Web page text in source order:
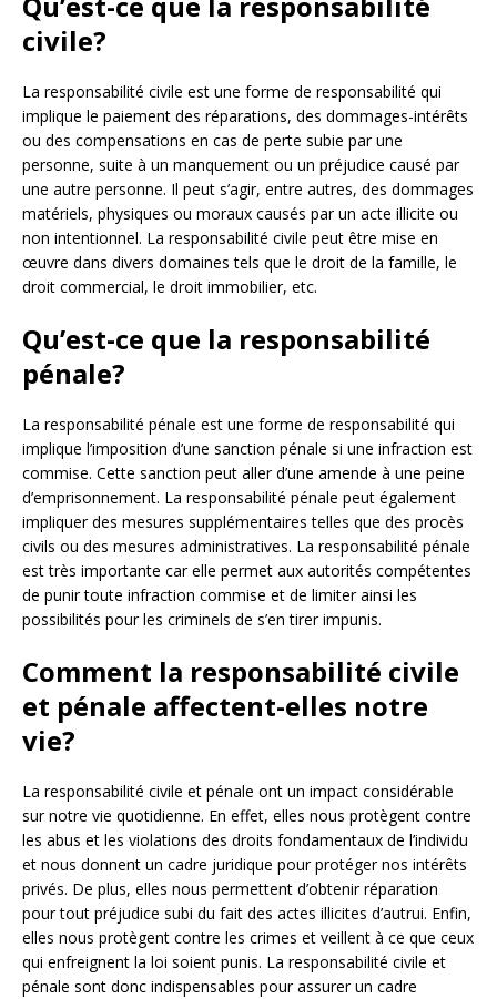
civile?
La responsabilité civile est une forme de responsabilité qui
implique le paiement des réparations, des dommages-intérêts
ou des compensations en cas de perte subie par une
personne, suite à un manquement ou un préjudice causé par
une autre personne. Il peut s’agir, entre autres, des dommages
matériels, physiques ou moraux causés par un acte illicite ou
non intentionnel. La responsabilité civile peut être mise en
œuvre dans divers domaines tels que le droit de la famille, le
droit commercial, le droit immobilier, etc.
Qu’est-ce que la responsabilité
pénale?
La responsabilité pénale est une forme de responsabilité qui
implique l’imposition d’une sanction pénale si une infraction est
commise. Cette sanction peut aller d’une amende à une peine
d’emprisonnement. La responsabilité pénale peut également
impliquer des mesures supplémentaires telles que des procès
civils ou des mesures administratives. La responsabilité pénale
est très importante car elle permet aux autorités compétentes
de punir toute infraction commise et de limiter ainsi les
possibilités pour les criminels de s’en tirer impunis.
Comment la responsabilité civile
et pénale affectent-elles notre
vie?
La responsabilité civile et pénale ont un impact considérable
sur notre vie quotidienne. En effet, elles nous protègent contre
les abus et les violations des droits fondamentaux de l’individu
et nous donnent un cadre juridique pour protéger nos intérêts
privés. De plus, elles nous permettent d’obtenir réparation
pour tout préjudice subi du fait des actes illicites d’autrui. Enfin,
elles nous protègent contre les crimes et veillent à ce que ceux
qui enfreignent la loi soient punis. La responsabilité civile et
pénale sont donc indispensables pour assurer un cadre